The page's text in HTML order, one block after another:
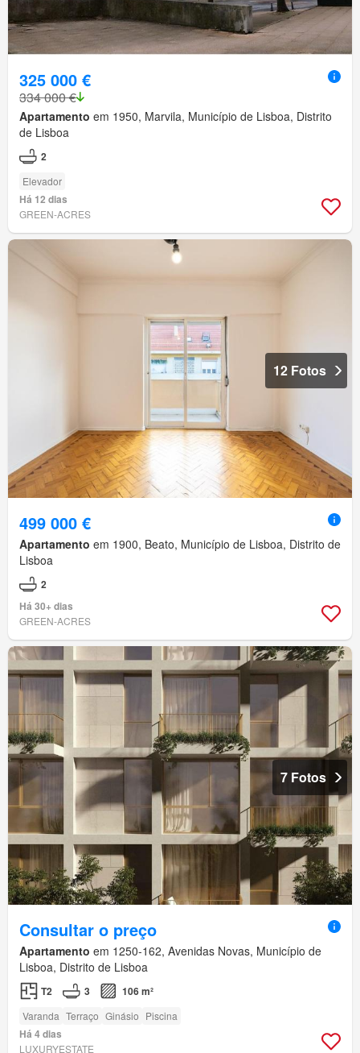
325 000 €
334 000 €
Apartamento em 1950, Marvila, Município de Lisboa, Distrito
de Lisboa
2
Elevador
Há 12 dias
GREEN-ACRES
12 Fotos
499 000 €
Apartamento em 1900, Beato, Município de Lisboa, Distrito de
Lisboa
2
Há 30+ dias
GREEN-ACRES
7 Fotos
Consultar o preço
Apartamento em 1250-162, Avenidas Novas, Município de
Lisboa, Distrito de Lisboa
T2 3 106 m²
Varanda Terraço Ginásio Piscina
Há 4 dias
LUXURYESTATE